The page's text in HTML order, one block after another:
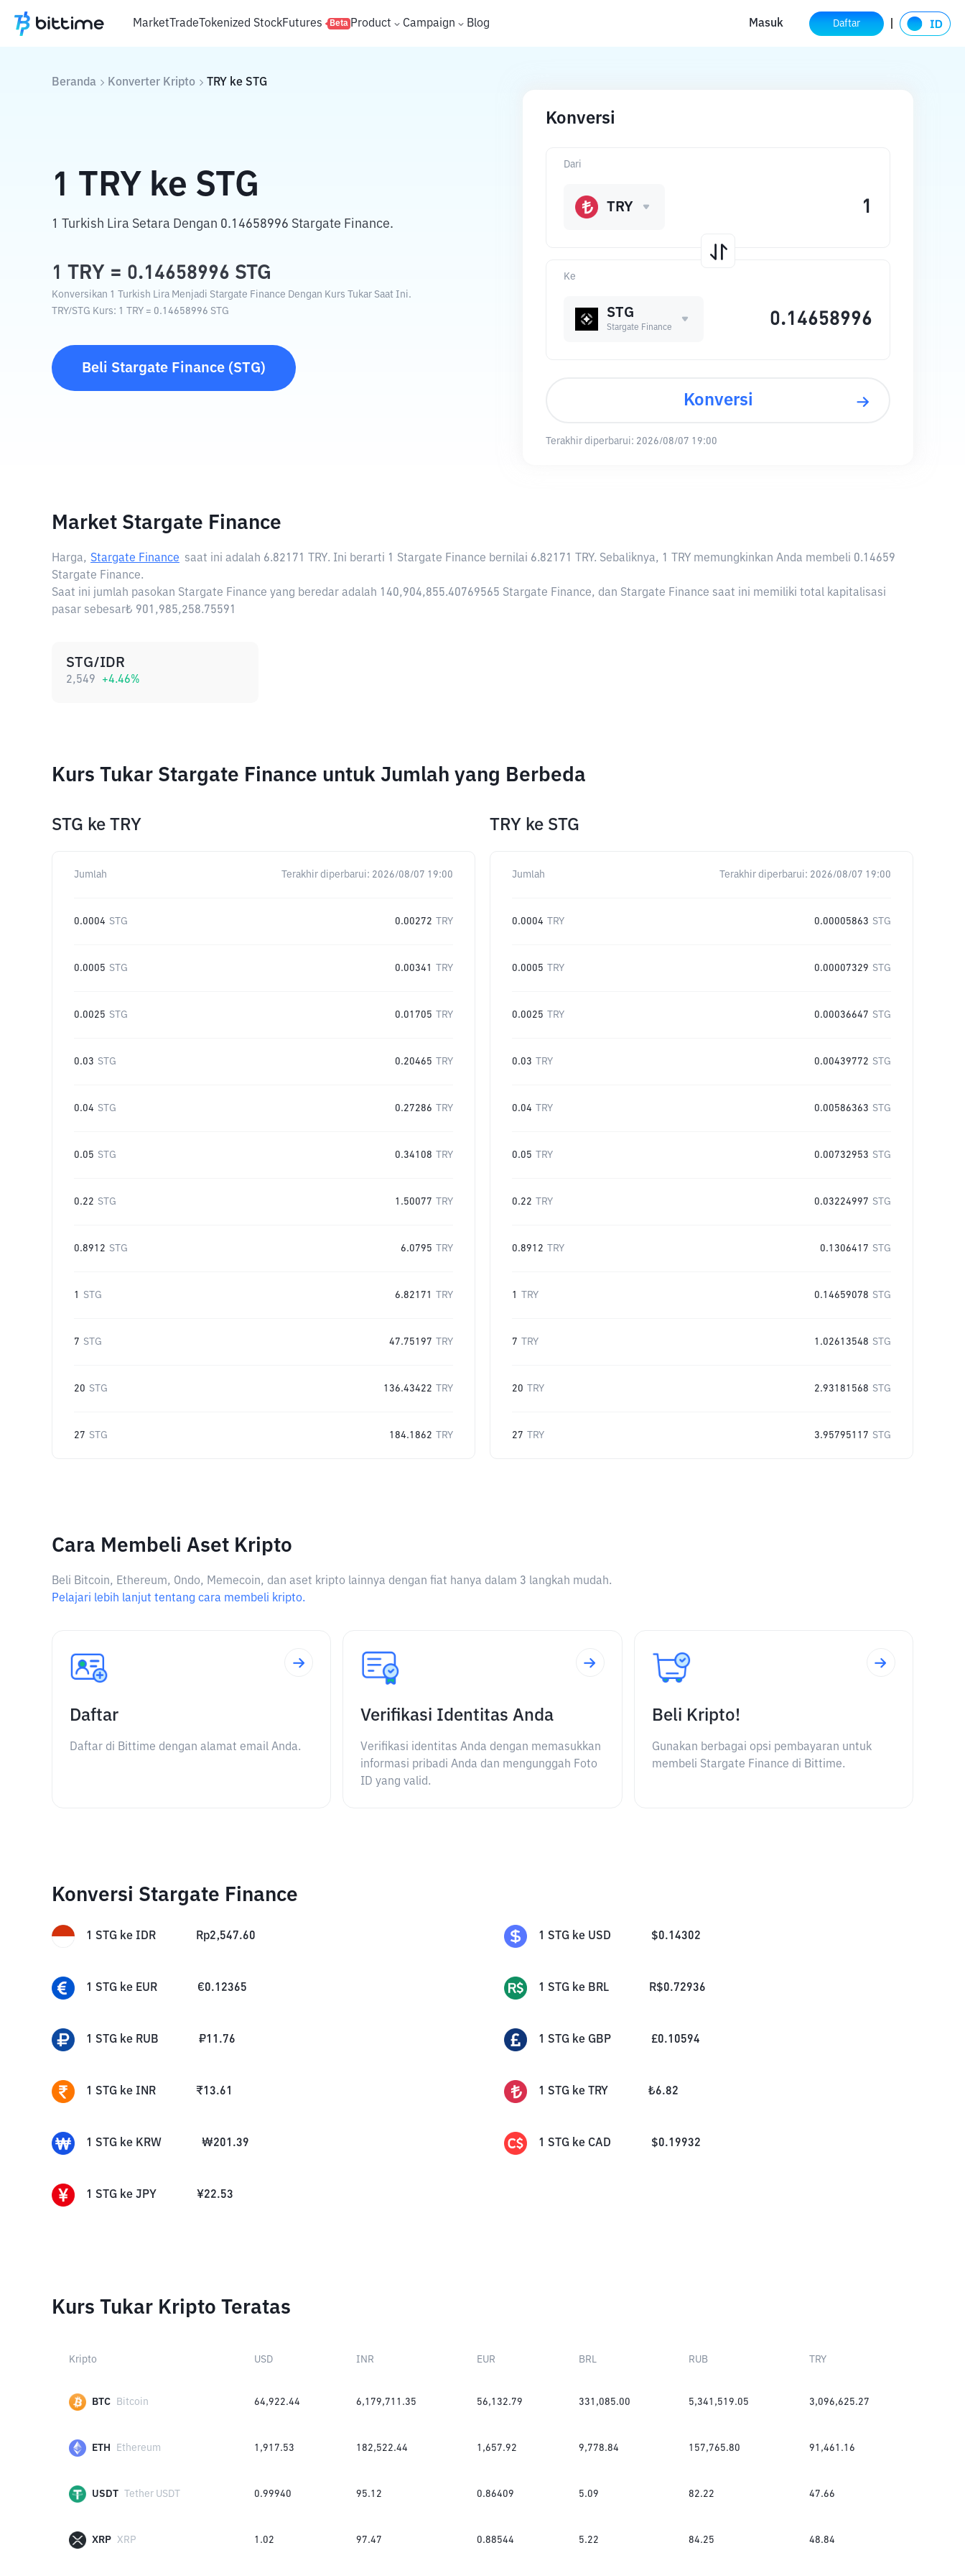
MarketTradeTokenized StockFutures Beta Product Campaign Blog Masuk Daftar
Beranda Konverter Kripto TRY ke STG
1 TRY ke STG
1 Turkish Lira Setara Dengan 0.14658996 Stargate Finance.
1 TRY = 0.14658996 STG
Konversikan 1 Turkish Lira Menjadi Stargate Finance Dengan Kurs Tukar Saat Ini.
TRY/STG Kurs: 1 TRY = 0.14658996 STG
Beli Stargate Finance (STG)
Konversi
Ke
STG
Stargate Finance
Dari
TRY
Konversi
Terakhir diperbarui: 2026/08/07 19:00
Market Stargate Finance
Harga, Stargate Finance saat ini adalah 6.82171 TRY. Ini berarti 1 Stargate Finance bernilai 6.82171 TRY. Sebaliknya, 1 TRY memungkinkan Anda membeli 0.14659
Stargate Finance.
Saat ini jumlah pasokan Stargate Finance yang beredar adalah 140,904,855.40769565 Stargate Finance, dan Stargate Finance saat ini memiliki total kapitalisasi
pasar sebesar₺ 901,985,258.75591
STG/IDR
2,549 +4.46%
Kurs Tukar Stargate Finance untuk Jumlah yang Berbeda
STG ke TRY
Jumlah Terakhir diperbarui: 2026/08/07 19:00
0.0004 STG 0.00272 TRY
0.0005 STG 0.00341 TRY
0.0025 STG 0.01705 TRY
0.03 STG 0.20465 TRY
0.04 STG 0.27286 TRY
0.05 STG 0.34108 TRY
0.22 STG 1.50077 TRY
0.8912 STG 6.0795 TRY
1 STG 6.82171 TRY
7 STG 47.75197 TRY
20 STG 136.43422 TRY
27 STG 184.1862 TRY
TRY ke STG
Jumlah Terakhir diperbarui: 2026/08/07 19:00
0.0004 TRY 0.00005863 STG
0.0005 TRY 0.00007329 STG
0.0025 TRY 0.00036647 STG
0.03 TRY 0.00439772 STG
0.04 TRY 0.00586363 STG
0.05 TRY 0.00732953 STG
0.22 TRY 0.03224997 STG
0.8912 TRY 0.1306417 STG
1 TRY 0.14659078 STG
7 TRY 1.02613548 STG
20 TRY 2.93181568 STG
27 TRY 3.95795117 STG
Cara Membeli Aset Kripto
Beli Bitcoin, Ethereum, Ondo, Memecoin, dan aset kripto lainnya dengan fiat hanya dalam 3 langkah mudah.
Pelajari lebih lanjut tentang cara membeli kripto.
Daftar
Daftar di Bittime dengan alamat email Anda.
Verifikasi Identitas Anda
Verifikasi identitas Anda dengan memasukkan
informasi pribadi Anda dan mengunggah Foto
ID yang valid.
Beli Kripto!
Gunakan berbagai opsi pembayaran untuk
membeli Stargate Finance di Bittime.
Konversi Stargate Finance
1 STG ke IDR Rp2,547.60 1 STG ke USD $0.14302
1 STG ke EUR €0.12365 1 STG ke BRL R$0.72936
1 STG ke RUB ₽11.76 1 STG ke GBP £0.10594
1 STG ke INR ₹13.61 1 STG ke TRY ₺6.82
1 STG ke KRW ₩201.39 1 STG ke CAD $0.19932
1 STG ke JPY ¥22.53
Kurs Tukar Kripto Teratas
Kripto USD INR EUR BRL RUB TRY
BTC Bitcoin 64,922.44 6,179,711.35 56,132.79 331,085.00 5,341,519.05 3,096,625.27
ETH Ethereum 1,917.53 182,522.44 1,657.92 9,778.84 157,765.80 91,461.16
USDT Tether USDT 0.99940 95.12 0.86409 5.09 82.22 47.66
XRP XRP 1.02 97.47 0.88544 5.22 84.25 48.84